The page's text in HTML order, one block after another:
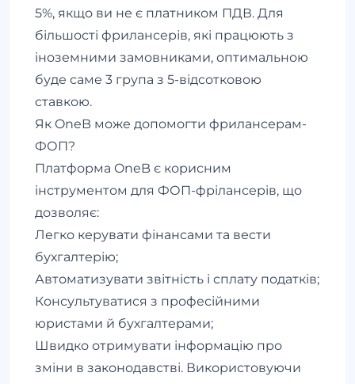
5%, якщо ви не є платником ПДВ. Для
більшості фрилансерів, які працюють з
іноземними замовниками, оптимальною
буде саме 3 група з 5-відсотковою
ставкою.
Як OneB може допомогти фрилансерам-
ФОП?
Платформа OneB є корисним
інструментом для ФОП-фрілансерів, що
дозволяє:
Легко керувати фінансами та вести
бухгалтерію;
Автоматизувати звітність і сплату податків;
Консультуватися з професійними
юристами й бухгалтерами;
Швидко отримувати інформацію про
зміни в законодавстві. Використовуючи